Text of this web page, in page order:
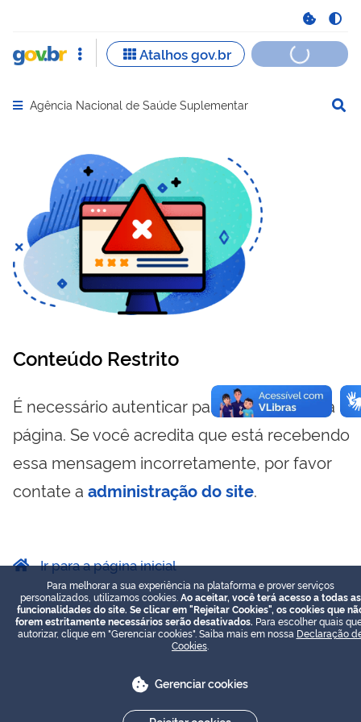
Abrir menu principal de navegação
Agência Nacional de Saúde Suplementar
Conteúdo Restrito
É necessário autenticar para visualizar essa
página. Se você acredita que está recebendo
essa mensagem incorretamente, por favor
contate a administração do site.
Ir para a página inicial
Para melhorar a sua experiência na plataforma e prover serviços
personalizados, utilizamos cookies. Ao aceitar, você terá acesso a todas as
funcionalidades do site. Se clicar em "Rejeitar Cookies", os cookies que
forem estritamente necessários serão desativados. Para escolher quais
autorizar, clique em "Gerenciar cookies". Saiba mais em nossa Declaração
Cookies
Gerenciar cookies